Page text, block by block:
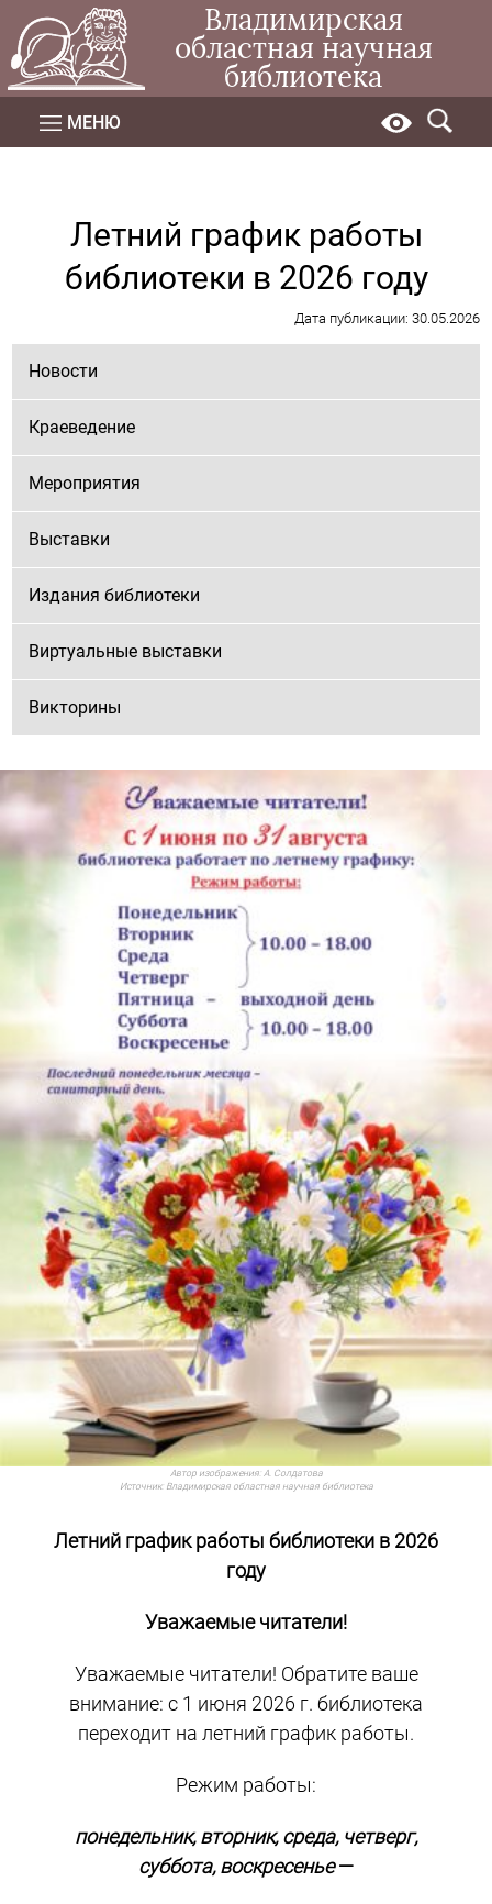
Владимирская
областная научная
библиотека
МЕНЮ
Летний график работы
библиотеки в 2026 году
Дата публикации: 30.05.2026
Новости
Краеведение
Мероприятия
Выставки
Издания библиотеки
Виртуальные выставки
Викторины
Автор изображения: А. Солдатова
Источник: Владимирская областная научная библиотека
Летний график работы библиотеки в 2026
году
Уважаемые читатели!
Уважаемые читатели! Обратите ваше
внимание: с 1 июня 2026 г. библиотека
переходит на летний график работы.
Режим работы:
понедельник, вторник, среда, четверг,
суббота, воскресенье—